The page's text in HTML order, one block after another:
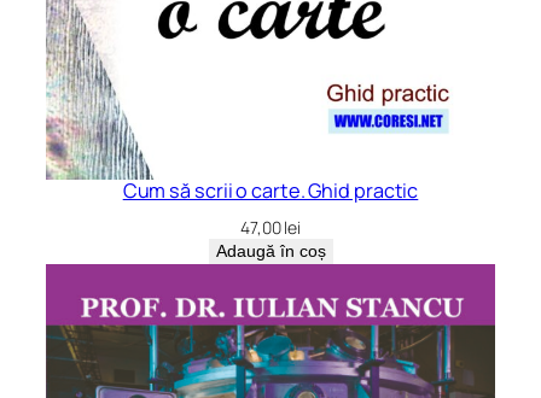
Cum să scrii o carte. Ghid practic
47,00lei
Adaugă în coș